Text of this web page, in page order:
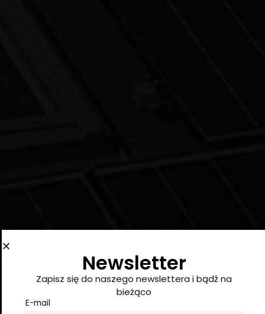
Newsletter
Zapisz się do naszego newslettera i bądź na
bieżąco
E-mail